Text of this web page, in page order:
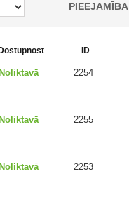
PIEEJAMĪBA
Dostupnost ID
Noliktavā 2254
Noliktavā 2255
Noliktavā 2253